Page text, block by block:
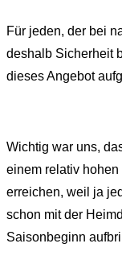
Für jeden, der bei
deshalb Sicherheit
dieses Angebot
Wichtig war uns,
einem relativ
erreichen, weil ja
schon mit der
Saisonbeginn